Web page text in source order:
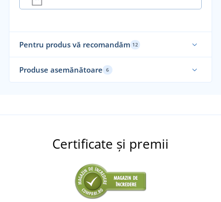
Pentru produs vă recomandăm 12
Produse asemănătoare 6
Certificate și premii